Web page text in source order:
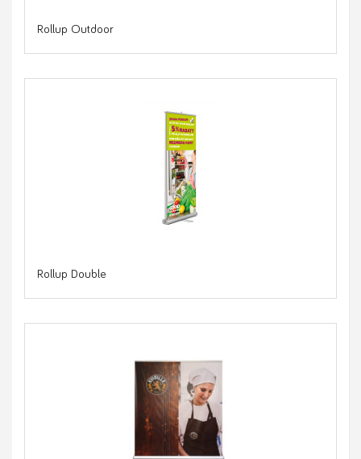
Rollup Outdoor
Rollup Double